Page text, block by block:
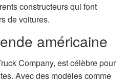
constructeurs qui font
de voitures.
américaine
Company, est célèbre pour
Avec des modèles comme